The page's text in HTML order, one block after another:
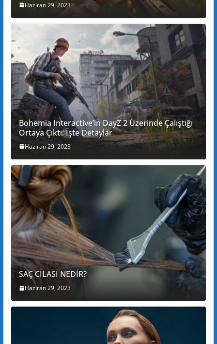
Haziran 29, 2023
Bohemia Interactive’in DayZ 2 Üzerinde Çalıştığı
Ortaya Çıktı: İşte Detaylar
Haziran 29, 2023
SAÇ CİLASI NEDİR?
Haziran 29, 2023